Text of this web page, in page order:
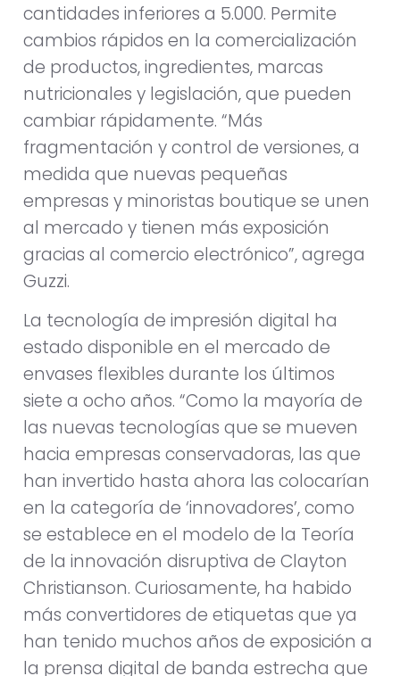
cantidades inferiores a 5.000. Permite
cambios rápidos en la comercialización
de productos, ingredientes, marcas
nutricionales y legislación, que pueden
cambiar rápidamente. “Más
fragmentación y control de versiones, a
medida que nuevas pequeñas
empresas y minoristas boutique se unen
al mercado y tienen más exposición
gracias al comercio electrónico”, agrega
Guzzi.
La tecnología de impresión digital ha
estado disponible en el mercado de
envases flexibles durante los últimos
siete a ocho años. “Como la mayoría de
las nuevas tecnologías que se mueven
hacia empresas conservadoras, las que
han invertido hasta ahora las colocarían
en la categoría de ‘innovadores’, como
se establece en el modelo de la Teoría
de la innovación disruptiva de Clayton
Christianson. Curiosamente, ha habido
más convertidores de etiquetas que ya
han tenido muchos años de exposición a
la prensa digital de banda estrecha que